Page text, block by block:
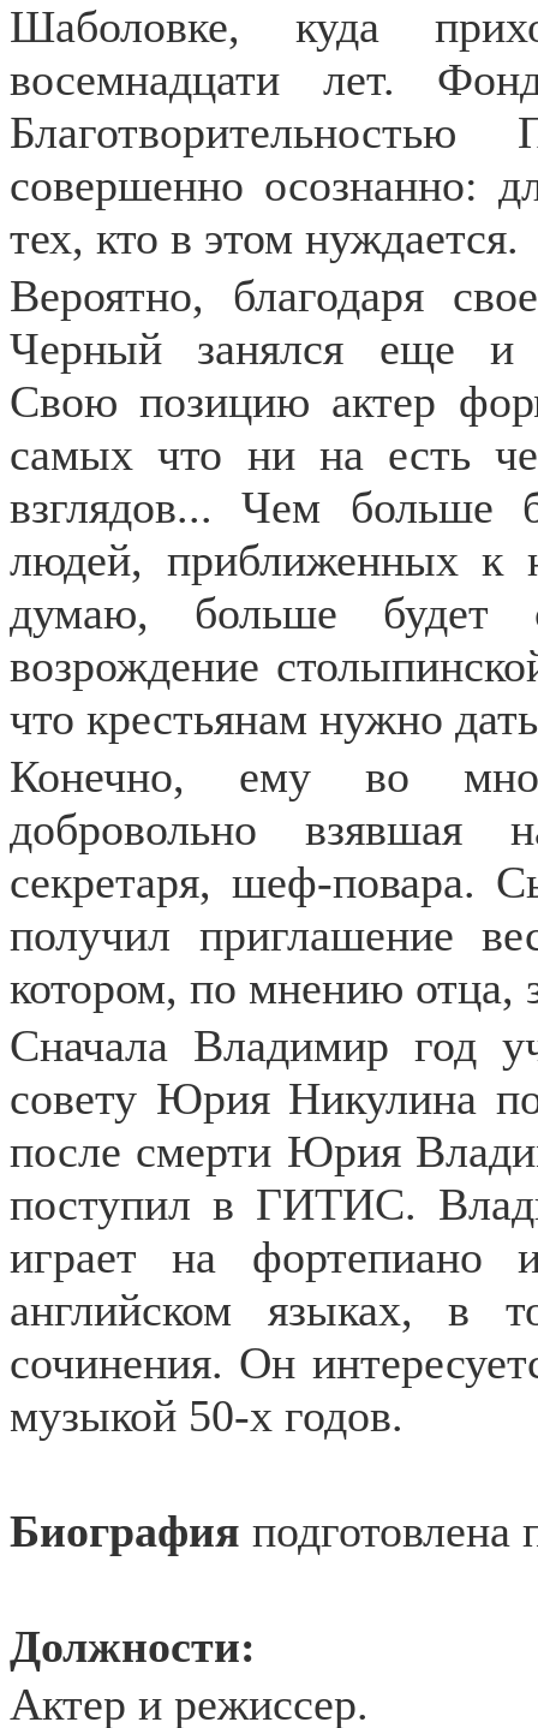
Шаболовке, куда
восемнадцати лет.
Благотворительностью
совершенно осознанно:
тех, кто в этом нуждается.
Вероятно, благодаря
Черный занялся еще и
Свою позицию актер
самых что ни на есть
взглядов... Чем больше
людей, приближенных к
думаю, больше будет
возрождение
что крестьянам нужно
Конечно, ему во
добровольно взявшая
секретаря, шеф-повара.
получил приглашение
котором, по мнению отца,
Сначала Владимир год
совету Юрия Никулина
после смерти Юрия
поступил в ГИТИС.
играет на фортепиано
английском языках, в
сочинения. Он
музыкой 50-х годов.
Биография
Должности:
Актер и режиссер.